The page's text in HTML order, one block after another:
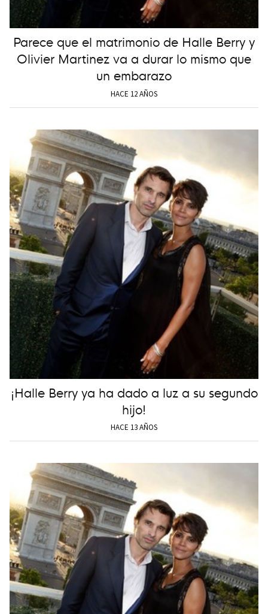
Parece que el matrimonio de Halle Berry y
Olivier Martinez va a durar lo mismo que
un embarazo
HACE 12 AÑOS
¡Halle Berry ya ha dado a luz a su segundo
hijo!
HACE 13 AÑOS